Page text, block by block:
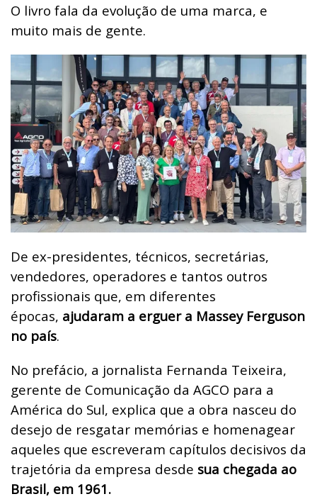
O livro fala da evolução de uma marca, e
muito mais de gente.
De ex-presidentes, técnicos, secretárias,
vendedores, operadores e tantos outros
profissionais que, em diferentes
épocas, ajudaram a erguer a Massey Ferguson
no país.
No prefácio, a jornalista Fernanda Teixeira,
gerente de Comunicação da AGCO para a
América do Sul, explica que a obra nasceu do
desejo de resgatar memórias e homenagear
aqueles que escreveram capítulos decisivos da
trajetória da empresa desde sua chegada ao
Brasil, em 1961.